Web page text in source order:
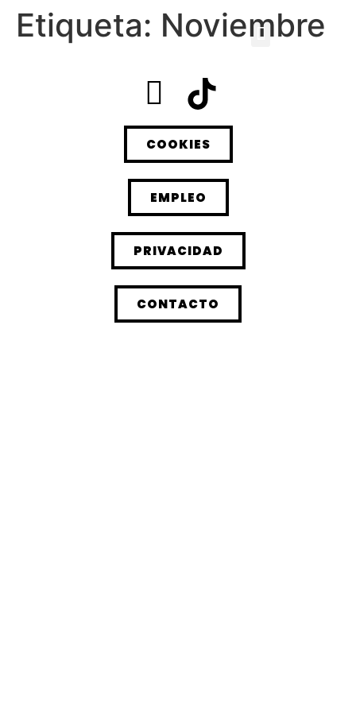
Etiqueta: Noviembre
CONTACTO
PRIVACIDAD
EMPLEO
COOKIES